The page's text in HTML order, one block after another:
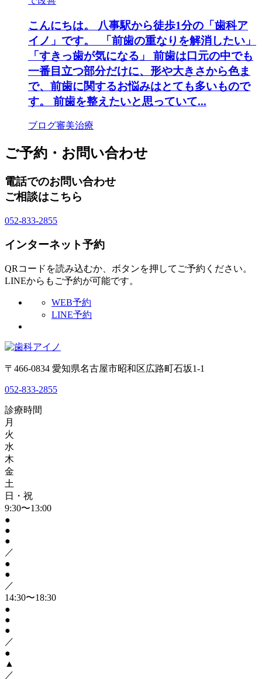
こんにちは。 八事駅から徒歩1分の「歯科ア
イノ」です。 「前歯の重なりを解消したい」
「すきっ歯が気になる」 前歯は口元の中でも
一番目立つ部分だけに、形や大きさから色ま
で、前歯に関するお悩みはとても多いもので
す。 前歯を整えたいと思っていて...
ブログ審美治療
ご予約・お問い合わせ
電話でのお問い合わせ
ご相談はこちら
052-833-2855
インターネット予約
QRコードを読み込むか、ボタンを押してご予約ください。
LINEからもご予約が可能です。
WEB予約
LINE予約
〒466-0834 愛知県名古屋市昭和区広路町石坂1-1
052-833-2855
診療時間
月
火
水
木
金
土
日・祝
9:30〜13:00
●
●
●
／
●
●
／
14:30〜18:30
●
●
●
／
●
▲
／